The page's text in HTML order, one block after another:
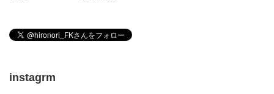
instagrm